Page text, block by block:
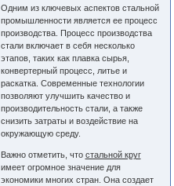
Одним из ключевых аспектов стальной
промышленности является ее процесс
производства. Процесс производства
стали включает в себя несколько
этапов, таких как плавка сырья,
конвертерный процесс, литье и
раскатка. Современные технологии
позволяют улучшить качество и
производительность стали, а также
снизить затраты и воздействие на
окружающую среду.
Важно отметить, что стальной круг
имеет огромное значение для
экономики многих стран. Она создает